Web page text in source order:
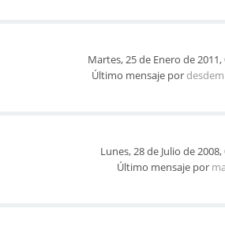
Martes, 25 de Enero de 2011,
Último mensaje por
Lunes, 28 de Julio de 2008,
Último mensaje por